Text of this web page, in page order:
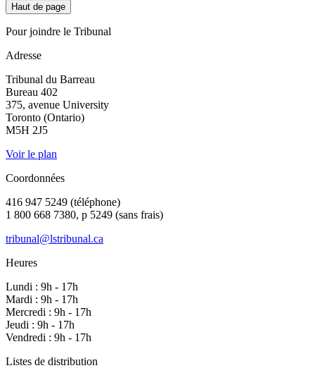
Haut de page
Pour joindre le Tribunal
Adresse
Tribunal du Barreau
Bureau 402
375, avenue University
Toronto (Ontario)
M5H 2J5
Voir le plan
Coordonnées
416 947 5249 (téléphone)
1 800 668 7380, p 5249 (sans frais)
tribunal@lstribunal.ca
Heures
Lundi : 9h - 17h
Mardi : 9h - 17h
Mercredi : 9h - 17h
Jeudi : 9h - 17h
Vendredi : 9h - 17h
Listes de distribution